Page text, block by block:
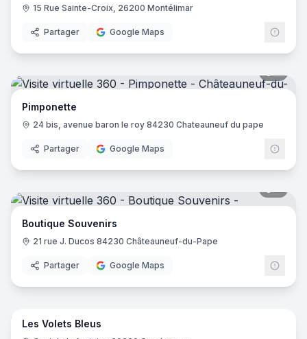
15 Rue Sainte-Croix, 26200 Montélimar
Partager Google Maps
Pimponette
24 bis, avenue baron le roy 84230 Chateauneuf du pape
Partager Google Maps
Boutique Souvenirs
21 rue J. Ducos 84230 Châteauneuf-du-Pape
Partager Google Maps
14
Les Volets Bleus